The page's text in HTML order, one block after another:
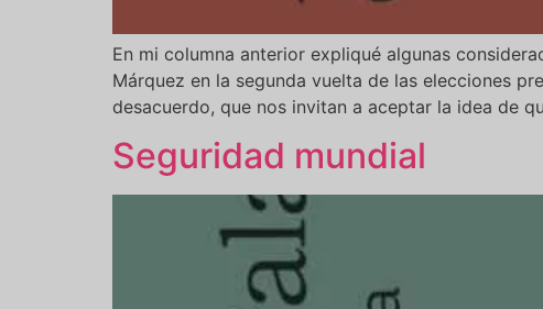
En mi columna anterior expliqué algunas
Márquez en la segunda vuelta de las elecciones
desacuerdo, que nos invitan a aceptar la idea de
Seguridad mundial